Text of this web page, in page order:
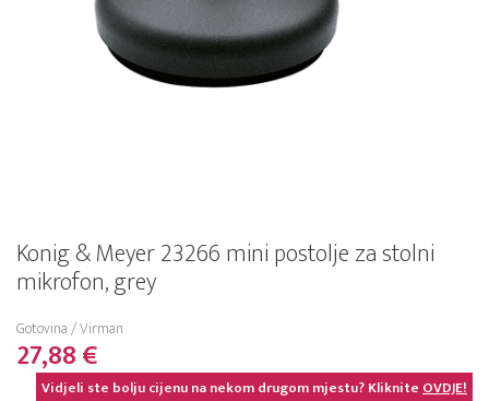
Konig & Meyer 23266 mini postolje za stolni
mikrofon, grey
Gotovina / Virman
27,88 €
Vidjeli ste bolju cijenu na nekom drugom mjestu? KlikniteOVDJE!